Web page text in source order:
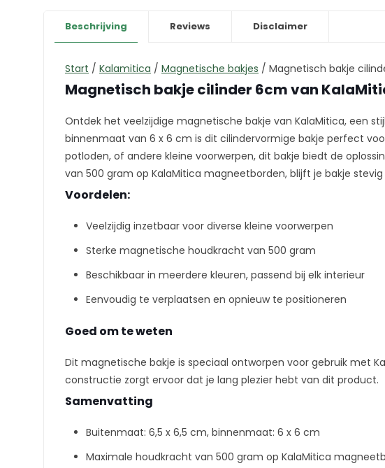
Beschrijving Reviews Disclaimer
Start / Kalamitica / Magnetische bakjes / Magnetisch bakje
Magnetisch bakje cilinder 6cm van
Ontdek het veelzijdige magnetische bakje van KalaMitica, een
binnenmaat van 6 x 6 cm is dit cilindervormige bakje perfect
potloden, of andere kleine voorwerpen, dit bakje biedt de
van 500 gram op KalaMitica magneetborden, blijft je bakje stevig
Voordelen:
Veelzijdig inzetbaar voor diverse kleine voorwerpen
Sterke magnetische houdkracht van 500 gram
Beschikbaar in meerdere kleuren, passend bij elk interieur
Eenvoudig te verplaatsen en opnieuw te positioneren
Goed om te weten
Dit magnetische bakje is speciaal ontworpen voor gebruik met
constructie zorgt ervoor dat je lang plezier hebt van dit product.
Samenvatting
Buitenmaat: 6,5 x 6,5 cm, binnenmaat: 6 x 6 cm
Maximale houdkracht van 500 gram op KalaMitica